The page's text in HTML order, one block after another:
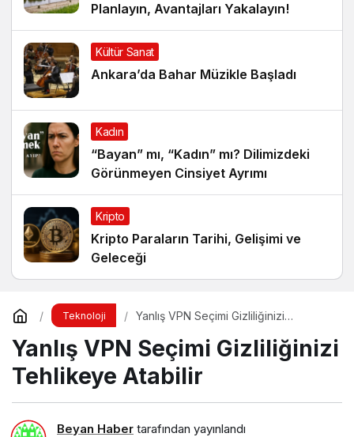
Planlayın, Avantajları Yakalayın!
Kültür Sanat
Ankara’da Bahar Müzikle Başladı
Kadın
“Bayan” mı, “Kadın” mı? Dilimizdeki
Görünmeyen Cinsiyet Ayrımı
Kripto
Kripto Paraların Tarihi, Gelişimi ve
Geleceği
Teknoloji
Yanlış VPN Seçimi Gizliliğinizi
Yanlış VPN Seçimi Gizliliğinizi
Tehlikeye Atabilir
Beyan Haber tarafından yayınlandı